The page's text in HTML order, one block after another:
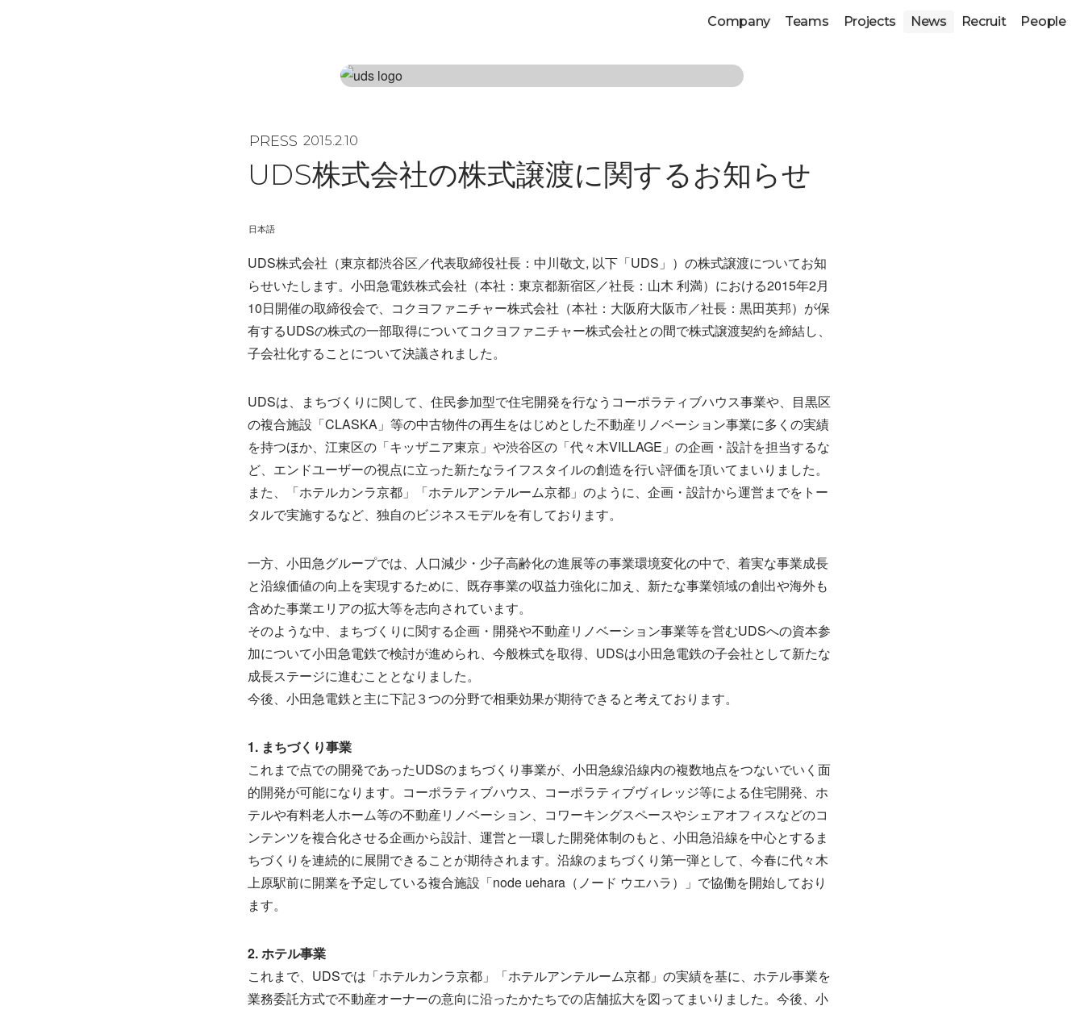
Company Teams Projects News Recruit People
PRESS 2015.2.10
UDS株式会社の株式譲渡に関するお知らせ
日本語
UDS株式会社（東京都渋谷区／代表取締役社長：中川敬文, 以下「UDS」）の株式譲渡についてお知
らせいたします。小田急電鉄株式会社（本社：東京都新宿区／社長：山木 利満）における2015年2月
10日開催の取締役会で、コクヨファニチャー株式会社（本社：大阪府大阪市／社長：黒田英邦）が保
有するUDSの株式の一部取得についてコクヨファニチャー株式会社との間で株式譲渡契約を締結し、
子会社化することについて決議されました。
UDSは、まちづくりに関して、住民参加型で住宅開発を行なうコーポラティブハウス事業や、目黒区
の複合施設「CLASKA」等の中古物件の再生をはじめとした不動産リノベーション事業に多くの実績
を持つほか、江東区の「キッザニア東京」や渋谷区の「代々木VILLAGE」の企画・設計を担当するな
ど、エンドユーザーの視点に立った新たなライフスタイルの創造を行い評価を頂いてまいりました。
また、「ホテルカンラ京都」「ホテルアンテルーム京都」のように、企画・設計から運営までをトー
タルで実施するなど、独自のビジネスモデルを有しております。
一方、小田急グループでは、人口減少・少子高齢化の進展等の事業環境変化の中で、着実な事業成長
と沿線価値の向上を実現するために、既存事業の収益力強化に加え、新たな事業領域の創出や海外も
含めた事業エリアの拡大等を志向されています。
そのような中、まちづくりに関する企画・開発や不動産リノベーション事業等を営むUDSへの資本参
加について小田急電鉄で検討が進められ、今般株式を取得、UDSは小田急電鉄の子会社として新たな
成長ステージに進むこととなりました。
今後、小田急電鉄と主に下記３つの分野で相乗効果が期待できると考えております。
1. まちづくり事業
これまで点での開発であったUDSのまちづくり事業が、小田急線沿線内の複数地点をつないでいく面
的開発が可能になります。コーポラティブハウス、コーポラティブヴィレッジ等による住宅開発、ホ
テルや有料老人ホーム等の不動産リノベーション、コワーキングスペースやシェアオフィスなどのコ
ンテンツを複合化させる企画から設計、運営と一環した開発体制のもと、小田急沿線を中心とするま
ちづくりを連続的に展開できることが期待されます。沿線のまちづくり第一弾として、今春に代々木
上原駅前に開業を予定している複合施設「node uehara（ノード ウエハラ）」で協働を開始しており
ます。
2. ホテル事業
これまで、UDSでは「ホテルカンラ京都」「ホテルアンテルーム京都」の実績を基に、ホテル事業を
業務委託方式で不動産オーナーの意向に沿ったかたちでの店舗拡大を図ってまいりました。今後、小